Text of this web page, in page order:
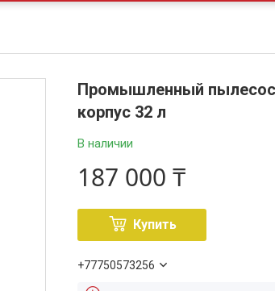
Промышленный пылесос
корпус 32 л
В наличии
187 000 ₸
Купить
+77750573256